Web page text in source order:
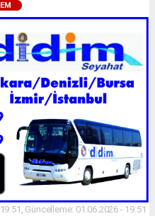
Güncelleme: 01.06.2026 - 19:51